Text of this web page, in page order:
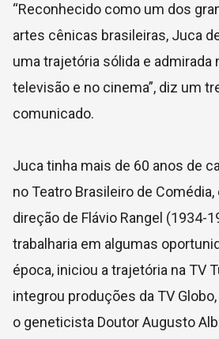
“Reconhecido como um dos
artes cênicas brasileiras, Juca
uma trajetória sólida e admirada
televisão e no cinema”, diz um
comunicado.
Juca tinha mais de 60 anos de
no Teatro Brasileiro de
direção de Flávio Rangel (1934-
trabalharia em algumas
época, iniciou a trajetória na TV
integrou produções da TV
o geneticista Doutor Augusto